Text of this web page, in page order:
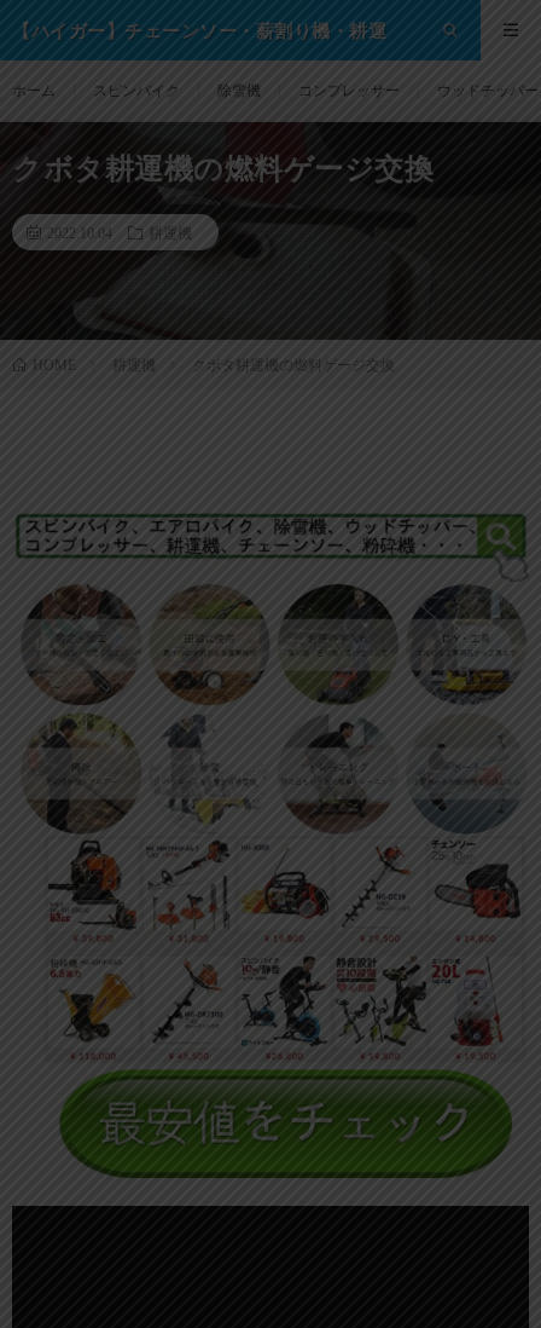
【ハイガー】チェーンソー・薪割り機・耕運
ホーム スピンバイク 除雪機 コンプレッサー ウッドチッパー
クボタ耕運機の燃料ゲージ交換
2022.10.04 耕運機
HOME 耕運機 クボタ耕運機の燃料ゲージ交換